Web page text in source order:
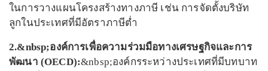
ในการวางแผนโครงสร้างทางภาษี เช่น การจัดตั้งบริษัท
ลูกในประเทศที่มีอัตราภาษีต่ำ
2.&nbsp;องค์การเพื่อความร่วมมือทางเศรษฐกิจและการ
พัฒนา (OECD):&nbsp;องค์กรระหว่างประเทศที่มีบทบาท